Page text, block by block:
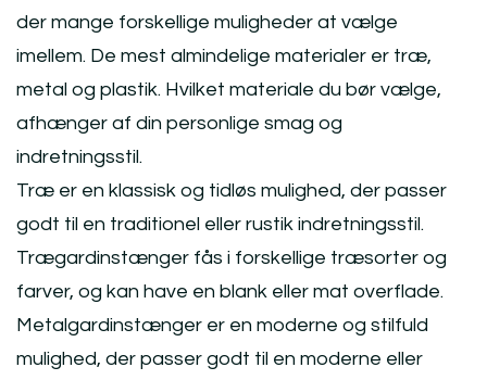
der mange forskellige muligheder at vælge
imellem. De mest almindelige materialer er træ,
metal og plastik. Hvilket materiale du bør vælge,
afhænger af din personlige smag og
indretningsstil.
Træ er en klassisk og tidløs mulighed, der passer
godt til en traditionel eller rustik indretningsstil.
Trægardinstænger fås i forskellige træsorter og
farver, og kan have en blank eller mat overflade.
Metalgardinstænger er en moderne og stilfuld
mulighed, der passer godt til en moderne eller